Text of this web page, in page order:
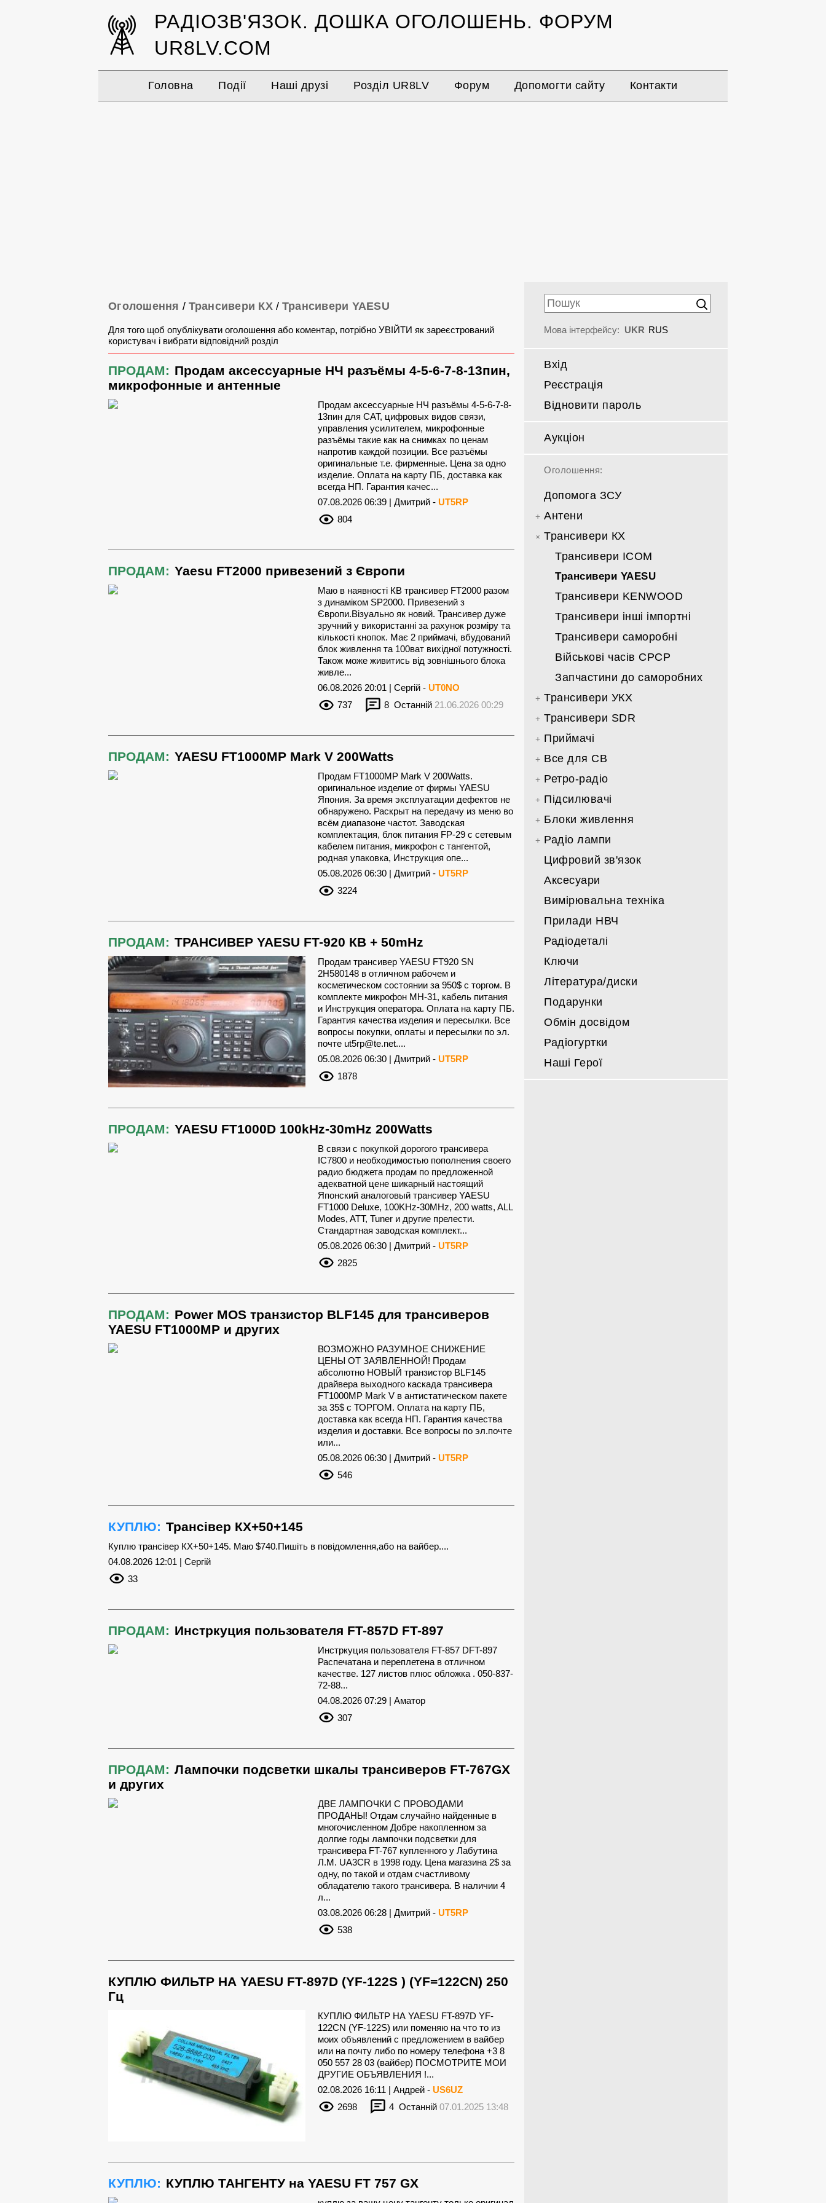
РАДІОЗВ'ЯЗОК. ДОШКА ОГОЛОШЕНЬ. ФОРУМ
UR8LV.COM
Головна Події Наші друзі Розділ UR8LV Форум Допомогти сайту Контакти
Оголошення / Трансивери КХ/ Трансивери YAESU
Для того щоб опублікувати оголошення або коментар, потрібно УВІЙТИ як зареєстрований
користувач і вибрати відповідний розділ
ПРОДАМ: Продам аксессуарные НЧ разъёмы 4-5-6-7-8-13пин,
микрофонные и антенные
Продам аксессуарные НЧ разъёмы 4-5-6-7-8-
13пин для CAT, цифровых видов связи,
управления усилителем, микрофонные
разъёмы такие как на снимках по ценам
напротив каждой позиции. Все разъёмы
оригинальные т.е. фирменные. Цена за одно
изделие. Оплата на карту ПБ, доставка как
всегда НП. Гарантия качес...
07.08.2026 06:39 | Дмитрий - UT5RP
804
ПРОДАМ: Yaesu FT2000 привезений з Європи
Маю в наявності КВ трансивер FT2000 разом
з динаміком SP2000. Привезений з
Європи.Візуально як новий. Трансивер дуже
зручний у використанні за рахунок розміру та
кількості кнопок. Має 2 приймачі, вбудований
блок живлення та 100ват вихідної потужності.
Також може живитись від зовнішнього блока
живле...
06.08.2026 20:01 | Сергій - UT0NO
737
8Останній 21.06.2026 00:29
ПРОДАМ: YAESU FT1000MP Mark V 200Watts
Продам FT1000MP Mark V 200Watts.
оригинальное изделие от фирмы YAESU
Япония. За время эксплуатации дефектов не
обнаружено. Раскрыт на передачу из меню во
всём диапазоне частот. Заводская
комплектация, блок питания FP-29 с сетевым
кабелем питания, микрофон с тангентой,
родная упаковка, Инструкция опе...
05.08.2026 06:30 | Дмитрий - UT5RP
3224
ПРОДАМ: ТРАНСИВЕР YAESU FT-920 КВ + 50mHz
Продам трансивер YAESU FT920 SN
2H580148 в отличном рабочем и
косметическом состоянии за 950$ с торгом. В
комплекте микрофон MH-31, кабель питания
и Инструкция оператора. Оплата на карту ПБ.
Гарантия качества изделия и пересылки. Все
вопросы покупки, оплаты и пересылки по эл.
почте ut5rp@te.net....
05.08.2026 06:30 | Дмитрий - UT5RP
1878
ПРОДАМ: YAESU FT1000D 100kHz-30mHz 200Watts
В связи с покупкой дорогого трансивера
IC7800 и необходимостью пополнения своего
радио бюджета продам по предложенной
адекватной цене шикарный настоящий
Японский аналоговый трансивер YAESU
FT1000 Deluxe, 100KHz-30MHz, 200 watts, ALL
Modes, ATT, Tuner и другие прелести.
Стандартная заводская комплект...
05.08.2026 06:30 | Дмитрий - UT5RP
2825
ПРОДАМ: Power MOS транзистор BLF145 для трансиверов
YAESU FT1000MP и других
ВОЗМОЖНО РАЗУМНОЕ СНИЖЕНИЕ
ЦЕНЫ ОТ ЗАЯВЛЕННОЙ! Продам
абсолютно НОВЫЙ транзистор BLF145
драйвера выходного каскада трансивера
FT1000MP Mark V в антистатическом пакете
за 35$ с ТОРГОМ. Оплата на карту ПБ,
доставка как всегда НП. Гарантия качества
изделия и доставки. Все вопросы по эл.почте
или...
05.08.2026 06:30 | Дмитрий - UT5RP
546
КУПЛЮ: Трансівер КХ+50+145
Куплю трансівер КХ+50+145. Маю $740.Пишіть в повідомлення,або на вайбер....
04.08.2026 12:01 | Сергій
33
ПРОДАМ: Инстркуция пользователя FT-857D FT-897
Инстркуция пользователя FT-857 DFT-897
Распечатана и переплетена в отличном
качестве. 127 листов плюс обложка . 050-837-
72-88...
04.08.2026 07:29 | Аматор
307
ПРОДАМ: Лампочки подсветки шкалы трансиверов FT-767GX
и других
ДВЕ ЛАМПОЧКИ С ПРОВОДАМИ
ПРОДАНЫ! Отдам случайно найденные в
многочисленном Добре накопленном за
долгие годы лампочки подсветки для
трансивера FT-767 купленного у Лабутина
Л.М. UA3CR в 1998 году. Цена магазина 2$ за
одну, по такой и отдам счастливому
обладателю такого трансивера. В наличии 4
л...
03.08.2026 06:28 | Дмитрий - UT5RP
538
КУПЛЮ ФИЛЬТР НА YAESU FT-897D (YF-122S ) (YF=122CN) 250
Гц
КУПЛЮ ФИЛЬТР НА YAESU FT-897D YF-
122CN (YF-122S) или поменяю на что то из
моих объявлений с предложением в вайбер
или на почту либо по номеру телефона +3 8
050 557 28 03 (вайбер) ПОСМОТРИТЕ МОИ
ДРУГИЕ ОБЪЯВЛЕНИЯ !...
02.08.2026 16:11 | Андрей - US6UZ
2698
4Останній 07.01.2025 13:48
КУПЛЮ: КУПЛЮ ТАНГЕНТУ на YAESU FT 757 GX
Мова інтерфейсу: UKR RUS
Вхід
Реєстрація
Відновити пароль
Аукціон
Оголошення:
Допомога ЗСУ
Антени
Спрямовані КВ
Спрямовані УКХ
Всі вертикали
Дротяні
Кабелі/щогли/поворотні
Трансивери КХ
Трансивери ICOM
Трансивери YAESU
Трансивери KENWOOD
Трансивери інші імпортні
Трансивери саморобні
Військові часів СРСР
Запчастини до саморобних
Трансивери УКХ
Трансивери MOTOROLA
Трансивери ICOM
Трансивери KENWOOD
Трансивери YAESU
Трансивери імпорт-інші
Трансивери СРСР
Трансивери саморобні
Трансивери SDR
Трансивери
Карти та запчастини до SDR
Приймачі
Військові часів СРСР
Імпортні
Набори
Все для СВ
Станції СВ
Антени СВ
Гаджети СВ
Ретро-радіо
Військові
Побутові
Решта
Підсилювачі
Підсилювачі заводські КХ/УКХ/
військовкі
Підсилювачі саморобні КХ/УКХ
Деталі для підсилювачів
Блоки живлення
Тільки блоки живлення
Компоненти блоків живлення
Радіо лампи
Радіо лампи Г/ГИ/ГМИ/ГС/ГУ
Інші радіо лампи
Цифровий зв'язок
Аксесуари
Вимірювальна техніка
Прилади НВЧ
Радіодеталі
Ключи
Література/диски
Подарунки
Обмін досвідом
Радіогуртки
Наші Герої